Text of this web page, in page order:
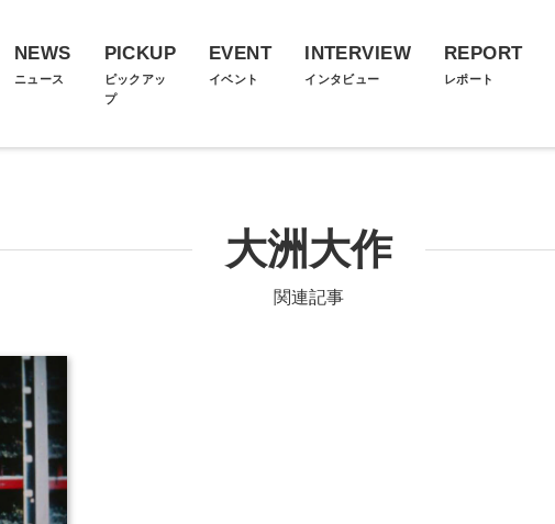
NEWS
ニュース
PICKUP
ピックアッ
プ
EVENT
イベント
INTERVIEW
インタビュー
REPORT
レポート
大洲大作
関連記事